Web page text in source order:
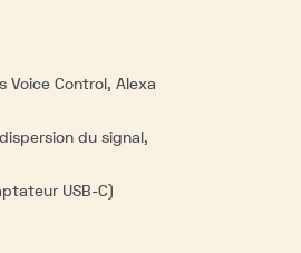
Voice Control, Alexa
du signal,
USB-C)